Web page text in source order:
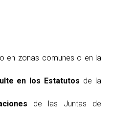
en zonas comunes o en la
en los Estatutos de la
de las Juntas de